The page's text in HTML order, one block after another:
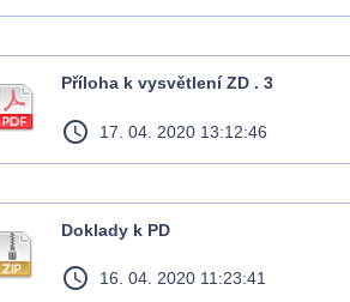
Příloha k vysvětlení ZD . 3
access_time 17. 04. 2020 13:12:46
Doklady k PD
access_time 16. 04. 2020 11:23:41